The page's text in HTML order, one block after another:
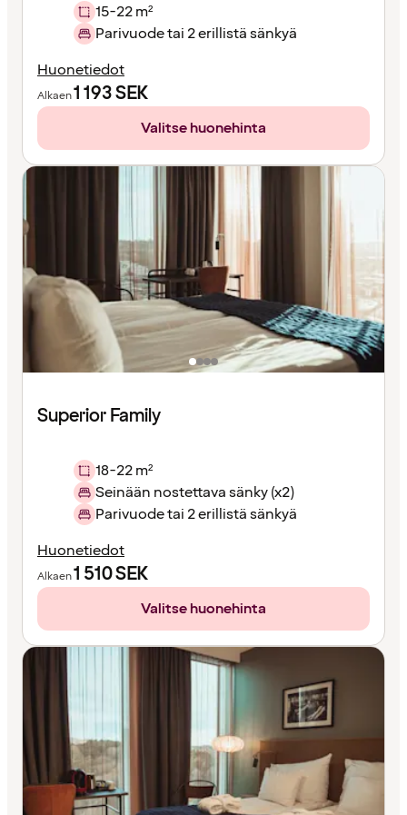
15-22 m²
Parivuode tai 2 erillistä sänkyä
Huonetiedot
Alkaen1 193SEK
Valitse huonehinta
Superior Family
18-22 m²
Seinään nostettava sänky (x2)
Parivuode tai 2 erillistä sänkyä
Huonetiedot
Alkaen1 510SEK
Valitse huonehinta